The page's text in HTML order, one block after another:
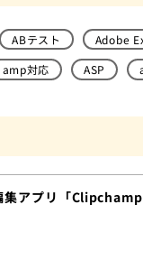
ABテスト
Adobe
amp対応 ASP
アプリ「Clipchamp